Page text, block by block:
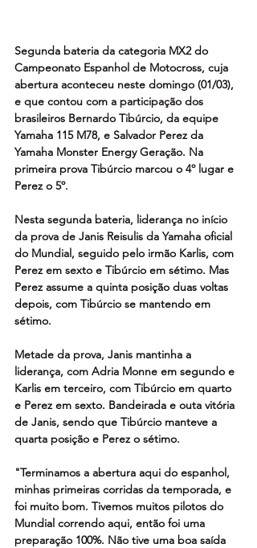
Segunda bateria da categoria MX2 do
Campeonato Espanhol de Motocross, cuja
abertura aconteceu neste domingo (01/03),
e que contou com a participação dos
brasileiros Bernardo Tibúrcio, da equipe
Yamaha 115 M78, e Salvador Perez da
Yamaha Monster Energy Geração. Na
primeira prova Tibúrcio marcou o 4º lugar e
Perez o 5º.
Nesta segunda bateria, liderança no início
da prova de Janis Reisulis da Yamaha oficial
do Mundial, seguido pelo irmão Karlis, com
Perez em sexto e Tibúrcio em sétimo. Mas
Perez assume a quinta posição duas voltas
depois, com Tibúrcio se mantendo em
sétimo.
Metade da prova, Janis mantinha a
liderança, com Adria Monne em segundo e
Karlis em terceiro, com Tibúrcio em quarto
e Perez em sexto. Bandeirada e outa vitória
de Janis, sendo que Tibúrcio manteve a
quarta posição e Perez o sétimo.
"Terminamos a abertura aqui do espanhol,
minhas primeiras corridas da temporada, e
foi muito bom. Tivemos muitos pilotos do
Mundial correndo aqui, então foi uma
preparação 100%. Não tive uma boa saída